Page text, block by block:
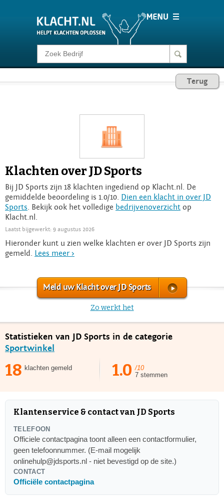
Klacht melden
Login
Terug
Klachten over JD Sports
Bij JD Sports zijn 18 klachten ingediend op Klacht.nl. De
gemiddelde beoordeling is 1.0/10. Dien een klacht in over JD
Sports . Bekijk ook het volledige bedrijvenoverzicht op
Klacht.nl.
Laatst bijgewerkt: 9 augustus 2026
Hieronder kunt u zien welke klachten er over JD Sports zijn
gemeld. Lees meer >
Meld uw Klacht over JD Sports
Zo werkt het
Statistieken van JD Sports in de categorie
Sportwinkel
18 klachten gemeld 1.0 /10
7 stemmen
Klantenservice & contact van JD Sports
TELEFOON
Officiele contactpagina toont alleen een contactformulier,
geen telefoonnummer. (E-mail mogelijk
onlinehulp@jdsports.nl - niet bevestigd op de site.)
CONTACT
Officiële contactpagina